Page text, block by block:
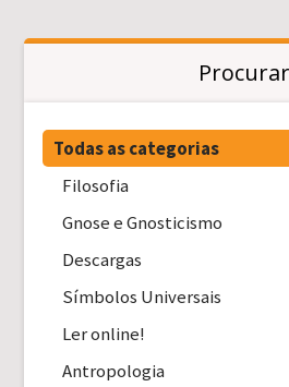
Procurar
Todas as categorias
Filosofia
Gnose e Gnosticismo
Descargas
Símbolos Universais
Ler online!
Antropologia